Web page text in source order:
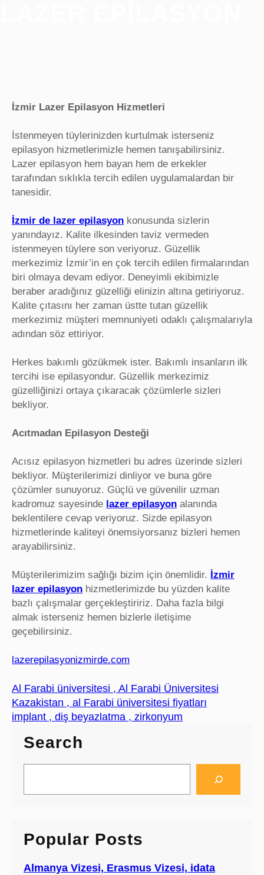
İzmir Lazer Epilasyon Hizmetleri
İstenmeyen tüylerinizden kurtulmak isterseniz
epilasyon hizmetlerimizle hemen tanışabilirsiniz.
Lazer epilasyon hem bayan hem de erkekler
tarafından sıklıkla tercih edilen uygulamalardan bir
tanesidir.
İzmir de lazer epilasyon konusunda sizlerin
yanındayız. Kalite ilkesinden taviz vermeden
istenmeyen tüylere son veriyoruz. Güzellik
merkezimiz İzmir’in en çok tercih edilen firmalarından
biri olmaya devam ediyor. Deneyimli ekibimizle
beraber aradığınız güzelliği elinizin altına getiriyoruz.
Kalite çıtasını her zaman üstte tutan güzellik
merkezimiz müşteri memnuniyeti odaklı çalışmalarıyla
adından söz ettiriyor.
Herkes bakımlı gözükmek ister. Bakımlı insanların ilk
tercihi ise epilasyondur. Güzellik merkezimiz
güzelliğinizi ortaya çıkaracak çözümlerle sizleri
bekliyor.
Acıtmadan Epilasyon Desteği
Acısız epilasyon hizmetleri bu adres üzerinde sizleri
bekliyor. Müşterilerimizi dinliyor ve buna göre
çözümler sunuyoruz. Güçlü ve güvenilir uzman
kadromuz sayesinde lazer epilasyon alanında
beklentilere cevap veriyoruz. Sizde epilasyon
hizmetlerinde kaliteyi önemsiyorsanız bizleri hemen
arayabilirsiniz.
Müşterilerimizim sağlığı bizim için önemlidir. İzmir
lazer epilasyon hizmetlerimizde bu yüzden kalite
bazlı çalışmalar gerçekleştiririz. Daha fazla bilgi
almak isterseniz hemen bizlerle iletişime
geçebilirsiniz.
lazerepilasyonizmirde.com
Al Farabi üniversitesi , Al Farabi Üniversitesi
Kazakistan , al Farabi üniversitesi fiyatları
implant , diş beyazlatma , zirkonyum
Search
a
h
Popular Posts
Almanya Vizesi, Erasmus Vizesi, idata